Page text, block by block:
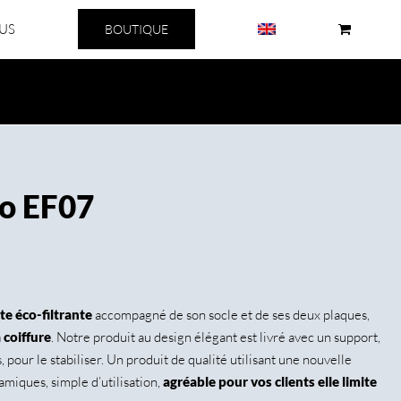
BOUTIQUE
EF07
éco-filtranteaccompagné de son socle et de ses deux plaques,
coiffure. Notre produit au design élégant est livré avec un support,
pour le stabiliser. Un produit de qualité utilisant une nouvelle
simple d’utilisation, agréable pour vos clients elle limite